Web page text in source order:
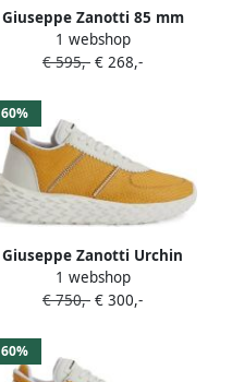
Giuseppe Zanotti 85 mm
Flaminia leren sandalen
Geel
1 webshop
€ 595,- € 268,-
60%
Giuseppe Zanotti Urchin
sneakers Geel
1 webshop
€ 750,- € 300,-
60%